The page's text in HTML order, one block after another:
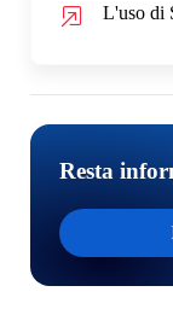
L'uso di
Resta